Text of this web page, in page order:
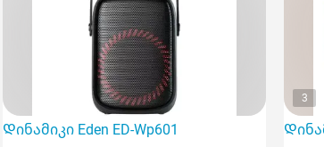
წარმოადგენს თანამედროვე
Დინამიკი Eden ED-Wp601
3